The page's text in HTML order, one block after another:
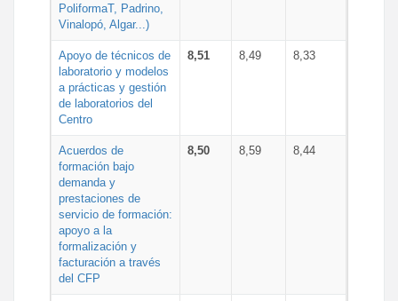
PoliformaT, Padrino,
Vinalopó, Algar...)
Apoyo de técnicos de
laboratorio y modelos
a prácticas y gestión
de laboratorios del
Centro
8,51 8,49 8,33
Acuerdos de
formación bajo
demanda y
prestaciones de
servicio de formación:
apoyo a la
formalización y
facturación a través
del CFP
8,50 8,59 8,44